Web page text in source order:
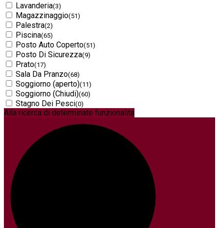
Lavanderia(3)
Magazzinaggio(51)
Palestra(2)
Piscina(65)
Posto Auto Coperto(51)
Posto Di Sicurezza(9)
Prato(17)
Sala Da Pranzo(68)
Soggiorno (aperto)(11)
Soggiorno (Chiudi)(60)
Stagno Dei Pesci(0)
Alla ricerca di determinate funzionalità